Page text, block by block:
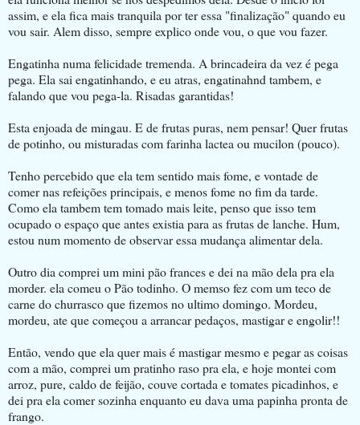
assim, e ela fica mais tranquila por ter essa "finalização" quando eu
vou sair. Alem disso, sempre explico onde vou, o que vou fazer.
Engatinha numa felicidade tremenda. A brincadeira da vez é pega
pega. Ela sai engatinhando, e eu atras, engatinahnd tambem, e
falando que vou pega-la. Risadas garantidas!
Esta enjoada de mingau. E de frutas puras, nem pensar! Quer frutas
de potinho, ou misturadas com farinha lactea ou mucilon (pouco).
Tenho percebido que ela tem sentido mais fome, e vontade de
comer nas refeições principais, e menos fome no fim da tarde.
Como ela tambem tem tomado mais leite, penso que isso tem
ocupado o espaço que antes existia para as frutas de lanche. Hum,
estou num momento de observar essa mudança alimentar dela.
Outro dia comprei um mini pão frances e dei na mão dela pra ela
morder. ela comeu o Pão todinho. O memso fez com um teco de
carne do churrasco que fizemos no ultimo domingo. Mordeu,
mordeu, ate que começou a arrancar pedaços, mastigar e engolir!!
Então, vendo que ela quer mais é mastigar mesmo e pegar as coisas
com a mão, comprei um pratinho raso pra ela, e hoje montei com
arroz, pure, caldo de feijão, couve cortada e tomates picadinhos, e
dei pra ela comer sozinha enquanto eu dava uma papinha pronta de
frango.